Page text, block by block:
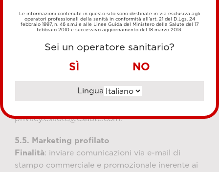
finalità è del tutto facoltativo e non pregiudica la
fruizione dei servizi presenti nel Sito.
Base giuridica: consenso dell’interessato (art.
Periodo di conservazione
: i dati personali sono
conservati fino all’eventuale revoca del consenso
da parte dell’interessato, esercitabile dall’utente
privacy.esaote@esaote.com.
5.5. Marketing profilato
Finalità: inviare comunicazioni via e-mail di
stampo commerciale e promozionale inerente ai
Le informazioni contenute in questo sito sono destinate in via esclusiva agli
operatori professionali della sanità in conformità all'art. 21 del D.Lgs. 24
febbraio 1997, n. 46 s.m.i e alle Linee Guida del Ministero della Salute del 17
febbraio 2010 e successivo aggiornamento del 18 marzo 2013.
Sei un operatore sanitario?
SÌ NO
Lingua